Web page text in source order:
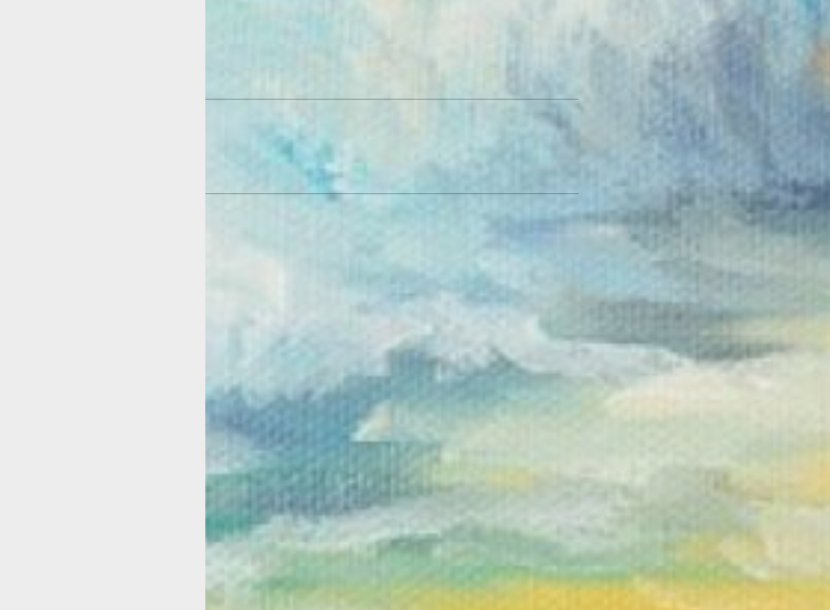
вязание и фламенко для хабаровчан третьего
возраста -материал по теме.
О том, что цепляет в работах Вячеслава
Резниченко, высказалась другая участница
- Я хотя и знаю Резниченко очень давно, сегодня
потрясена. Хочу сказать этому художнику, что
он достиг своей цели – природа на его
акварелях первозданная, так прекрасна и
искусна! Не знаю, как выразить свой восторг. В
каждой его работе видно отношение к природе и
к людям. Желаю ему творить, несмотря ни на
что! – попыталась выразить эмоции Лаура
Сабитова.
К слову, на выставке можно не только
посмотреть акварельные пейзажи Резниченко,
но и приобрести их. Товарищи по цеху считают,
что перед Новым годом подобное приобретение
сможет стать подарком не только автору, но и
близким.